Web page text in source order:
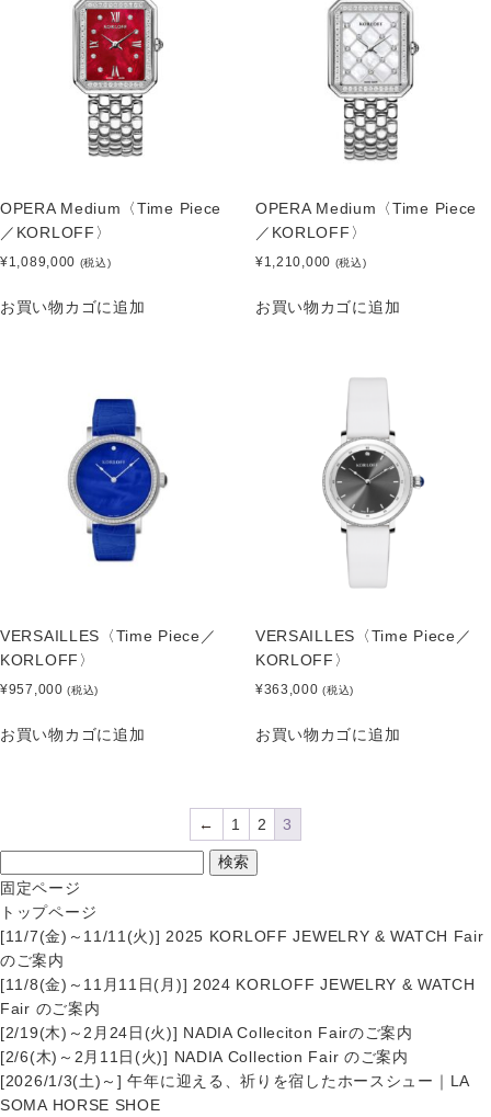
OPERA Medium〈Time Piece
／KORLOFF〉
¥1,089,000 (税込)
お買い物カゴに追加
OPERA Medium〈Time Piece
／KORLOFF〉
¥1,210,000 (税込)
お買い物カゴに追加
VERSAILLES〈Time Piece／
KORLOFF〉
¥957,000 (税込)
お買い物カゴに追加
VERSAILLES〈Time Piece／
KORLOFF〉
¥363,000 (税込)
お買い物カゴに追加
← 1 2 3
固定ページ
トップページ
[11/7(金)～11/11(火)] 2025 KORLOFF JEWELRY & WATCH Fair
のご案内
[11/8(金)～11月11日(月)] 2024 KORLOFF JEWELRY & WATCH
Fair のご案内
[2/19(木)～2月24日(火)] NADIA Colleciton Fairのご案内
[2/6(木)～2月11日(火)] NADIA Collection Fair のご案内
[2026/1/3(土)～] 午年に迎える、祈りを宿したホースシュー｜LA
SOMA HORSE SHOE